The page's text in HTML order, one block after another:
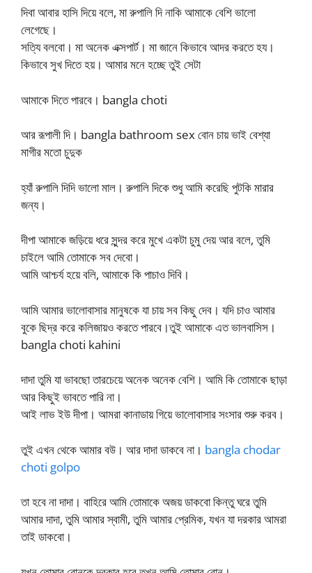
দিবা আবার হাসি দিয়ে বলে, মা রুপালি দি নাকি আমাকে বেশি ভালো
লেগেছে।
সত্যি বলবো। মা অনেক এক্সপার্ট। মা জানে কিভাবে আদর করতে হয।
কিভাবে সুখ দিতে হয়। আমার মনে হচ্ছে তুই সেটা
আমাকে দিতে পারবে। bangla choti
আর রূপালী দি। bangla bathroom sex বোন চায় ভাই বেশ্যা
মাগীর মতো চুদুক
হ্যাঁ রুপালি দিদি ভালো মাল। রুপালি দিকে শুধু আমি করেছি পুটকি মারার
জন্য।
দীপা আমাকে জড়িয়ে ধরে সুন্দর করে মুখে একটা চুমু দেয় আর বলে, তুমি
চাইলে আমি তোমাকে সব দেবো।
আমি আশ্চর্য হয়ে বলি, আমাকে কি পাচাও দিবি।
আমি আমার ভালোবাসার মানুষকে যা চায় সব কিছু দেব। যদি চাও আমার
বুকে ছিদ্র করে কলিজায়ও করতে পারবে।তুই আমাকে এত ভালবাসিস।
bangla choti kahini
দাদা তুমি যা ভাবছো তারচেয়ে অনেক অনেক বেশি। আমি কি তোমাকে ছাড়া
আর কিছুই ভাবতে পারি না।
আই লাভ ইউ দীপা। আমরা কানাডায় গিয়ে ভালোবাসার সংসার শুরু করব।
তুই এখন থেকে আমার বউ। আর দাদা ডাকবে না। bangla chodar
choti golpo
তা হবে না দাদা। বাহিরে আমি তোমাকে অজয় ডাকবো কিন্তু ঘরে তুমি
আমার দাদা, তুমি আমার স্বামী, তুমি আমার প্রেমিক, যখন যা দরকার আমরা
তাই ডাকবো।